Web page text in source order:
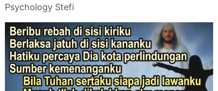
Psychology Stefi